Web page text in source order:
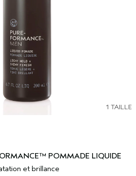
1 TAILLE
POMMADE LIQUIDE
et brillance